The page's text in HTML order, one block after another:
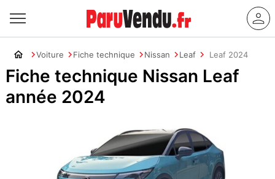
Voiture Fiche technique Nissan Leaf Leaf 2024
Fiche technique Nissan Leaf
année 2024